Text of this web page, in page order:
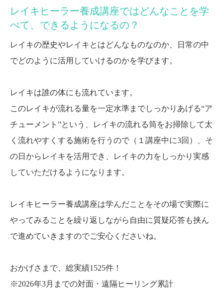
レイキヒーラー養成講座ではどんなことを学
べて、できるようになるの？
レイキの歴史やレイキとはどんなものなのか、日常の中
でどのように活用していけるのかを学びます。
レイキは誰の体にも流れています。
このレイキが流れる量を一定水準までしっかりあげる“ア
チューメント”という、レイキの流れる筒をお掃除して太
く流れやすくする施術を行うので（１講座中に3回）、そ
の日からレイキを活用でき、レイキの力をしっかり実感
していただけるようになります。
レイキヒーラー養成講座は学んだことをその場で実際に
やってみることを繰り返しながら自由に質疑応答も挟ん
で進めていきますのでご安心くださいね。
おかげさまで、総実績1525件！
※2026年3月までの対面・遠隔ヒーリング累計